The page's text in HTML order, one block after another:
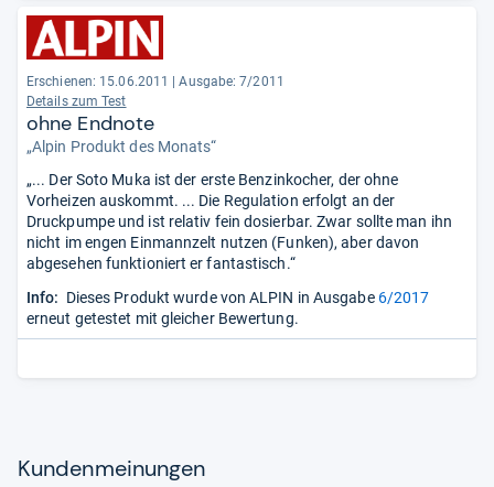
Erschienen: 15.06.2011
Ausgabe: 7/2011
Details zum Test
ohne Endnote
„Alpin Produkt des Monats“
„... Der Soto Muka ist der erste Benzinkocher, der ohne
Vorheizen auskommt. ... Die Regulation erfolgt an der
Druckpumpe und ist relativ fein dosierbar. Zwar sollte man ihn
nicht im engen Einmannzelt nutzen (Funken), aber davon
abgesehen funktioniert er fantastisch.“
Info: Dieses Produkt wurde von ALPIN in Ausgabe 6/2017
erneut getestet mit gleicher Bewertung.
Kun­den­mei­nun­gen